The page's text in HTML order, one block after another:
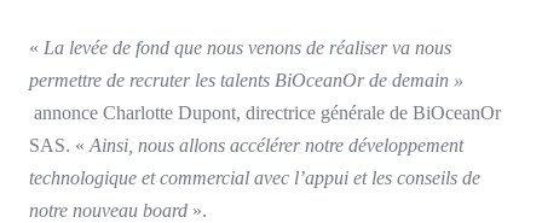
« La levée de fond que nous venons de réaliser va nous
permettre de recruter les talents BiOceanOr de demain »
annonce Charlotte Dupont, directrice générale de BiOceanOr
SAS. «Ainsi, nous allons accélérer notre développement
technologique et commercial avec l’appui et les conseils de
notre nouveau board ».